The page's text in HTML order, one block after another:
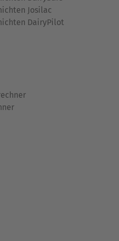
Josilac
DairyPilot